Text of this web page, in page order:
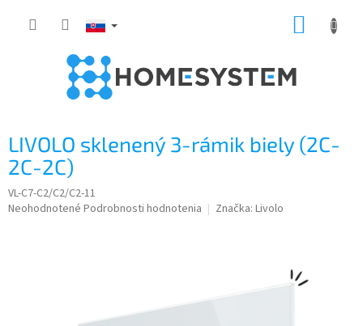
LIVOLO sklenený 3-rámik biely (2C-
2C-2C)
VL-C7-C2/C2/C2-11
Priemerné
Neohodnotené Podrobnosti hodnotenia Značka: Livolo